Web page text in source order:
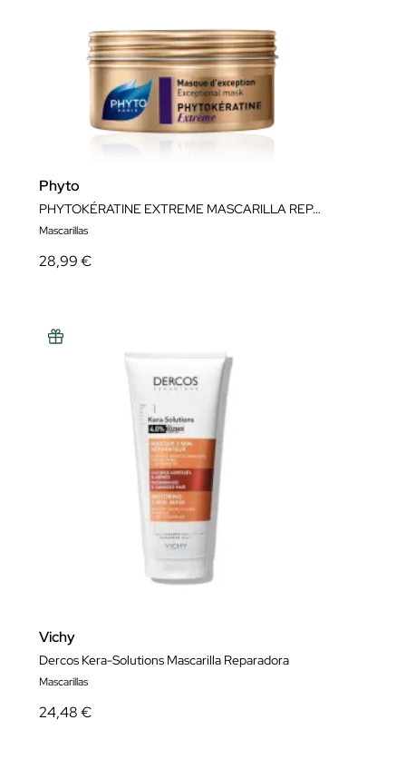
Phyto
PHYTOKÉRATINE EXTREME MASCARILLA REPARACIÓN Y NUTRICIÓN 200ML
Mascarillas
28,99 €
Vichy
Dercos Kera-Solutions Mascarilla Reparadora
Mascarillas
24,48 €